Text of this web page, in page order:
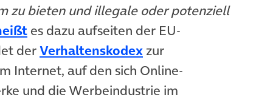
zu bieten und illegale oder potenziell
(öffnet in neuem Tab)
es dazu aufseiten der EU-
derVerhaltenskodex(öffnet in neuem
zur
Internet, auf den sich Online-
und die Werbeindustrie im